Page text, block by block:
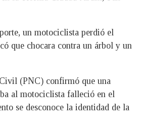
un motociclista perdió el
que chocara contra un árbol y un
(PNC) confirmó que una
al motociclista falleció en el
se desconoce la identidad de la